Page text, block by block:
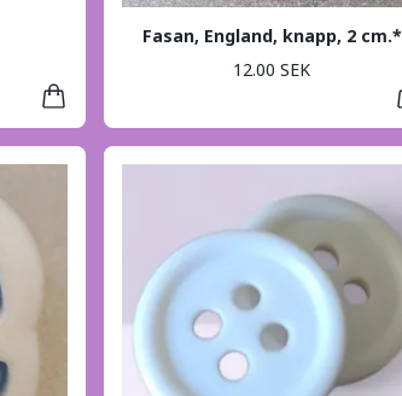
Fasan, England, knapp, 2 cm.*
12.00 SEK